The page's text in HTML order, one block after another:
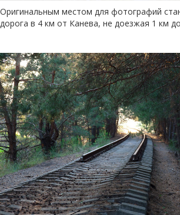
Оригинальным местом для фотографий
дорога в 4 км от Канева, не доезжая 1 км